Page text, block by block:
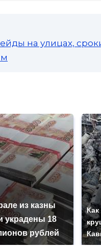
на улицах,
из казны
украдены 18
рублей